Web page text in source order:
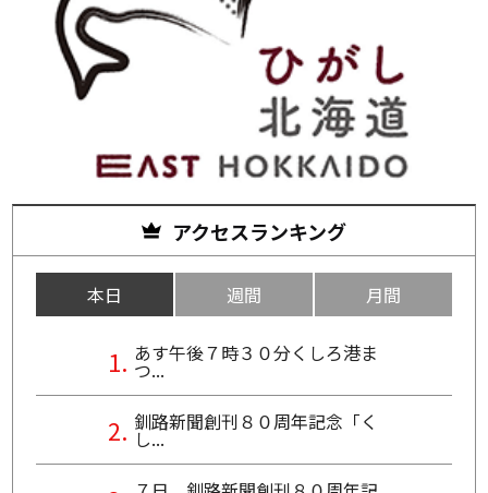
アクセスランキング
本日 週間 月間
あす午後７時３０分くしろ港ま
つ...
釧路新聞創刊８０周年記念「く
し...